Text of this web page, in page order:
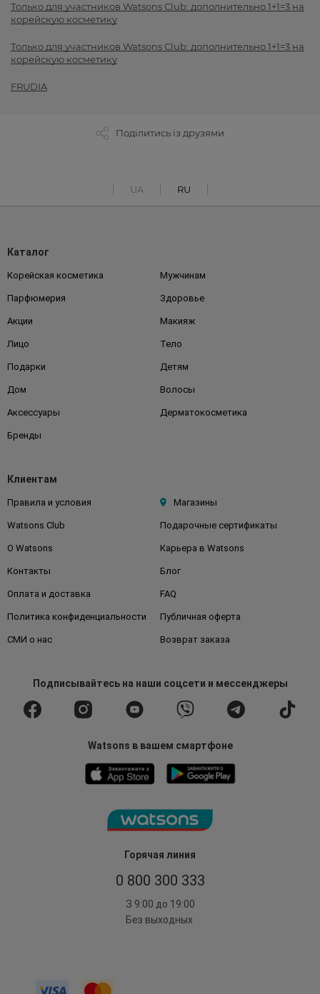
Только для участников Watsons Club: дополнительно 1+1=3 на
корейскую косметику
Только для участников Watsons Club: дополнительно 1+1=3 на
корейскую косметику
FRUDIA
Поділитись із друзями
UA RU
Горячая линия
0 800 300 333
З 9:00 до 19:00
Без выходных
Каталог
Корейская косметика Мужчинам
Парфюмерия Здоровье
Акции Макияж
Лицо Тело
Подарки Детям
Дом Волосы
Аксессуары Дерматокосметика
Бренды
Клиентам
Правила и условия Магазины
Watsons Club Подарочные сертификаты
О Watsons Карьера в Watsons
Контакты Блог
Оплата и доставка FAQ
Политика конфиденциальности Публичная оферта
СМИ о нас Возврат заказа
Подписывайтесьна наши соцсети и мессенджеры
Watsons в вашем смартфоне